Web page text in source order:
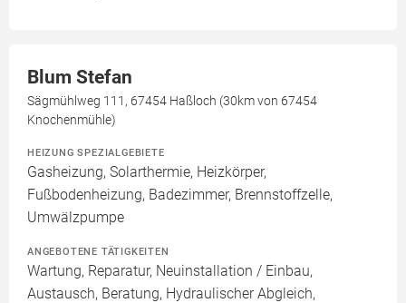
Blum Stefan
Sägmühlweg 111, 67454 Haßloch (30km von 67454
Knochenmühle)
HEIZUNG SPEZIALGEBIETE
Gasheizung, Solarthermie, Heizkörper,
Fußbodenheizung, Badezimmer, Brennstoffzelle,
Umwälzpumpe
ANGEBOTENE TÄTIGKEITEN
Wartung, Reparatur, Neuinstallation / Einbau,
Austausch, Beratung, Hydraulischer Abgleich,